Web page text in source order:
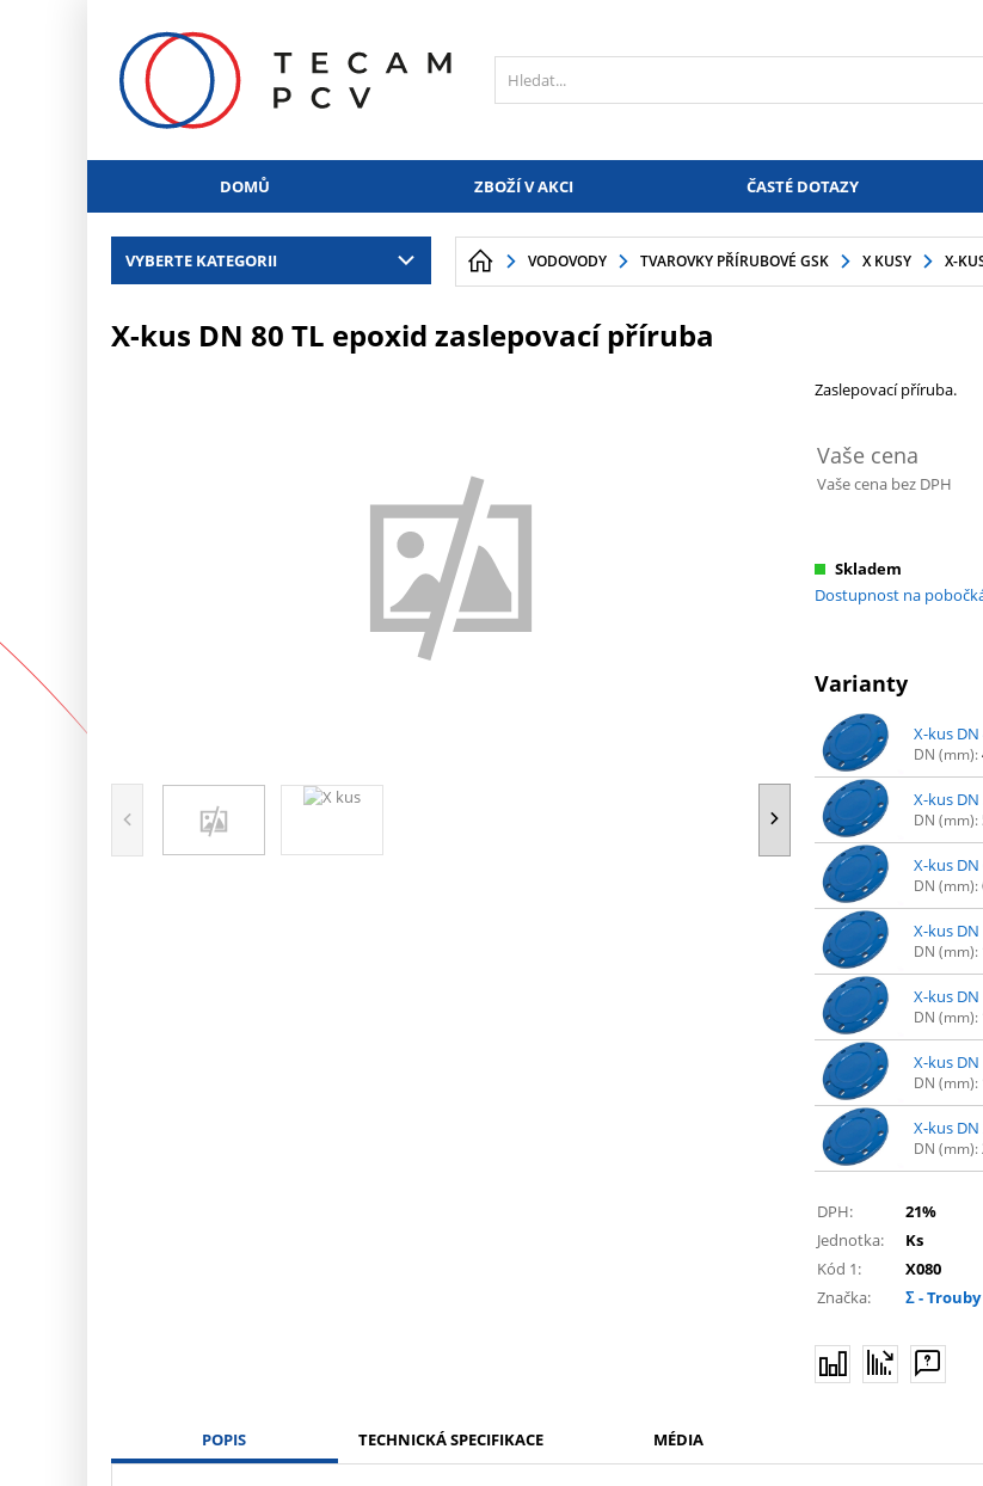
DOMŮ ZBOŽÍ V AKCI ČASTÉ DOTAZY
VYBERTE KATEGORII VODOVODY TVAROVKY PŘÍRUBOVÉ GSK X KUSY X-
X-kus DN 80 TL epoxid zaslepovací příruba
Zaslepovací příruba.
Vaše cena
Vaše cena bez DPH
Skladem
Dostupnost na
Varianty
X-kus
DN (mm):
X-kus
DN (mm):
X-kus
DN (mm):
X-kus
DN (mm):
X-kus
DN (mm):
X-kus
DN (mm):
X-kus
DN (mm):
DPH:
21%
Jednotka:
Ks
Kód 1:
X080
Značka:
Σ -
POPIS TECHNICKÁ SPECIFIKACE MÉDIA